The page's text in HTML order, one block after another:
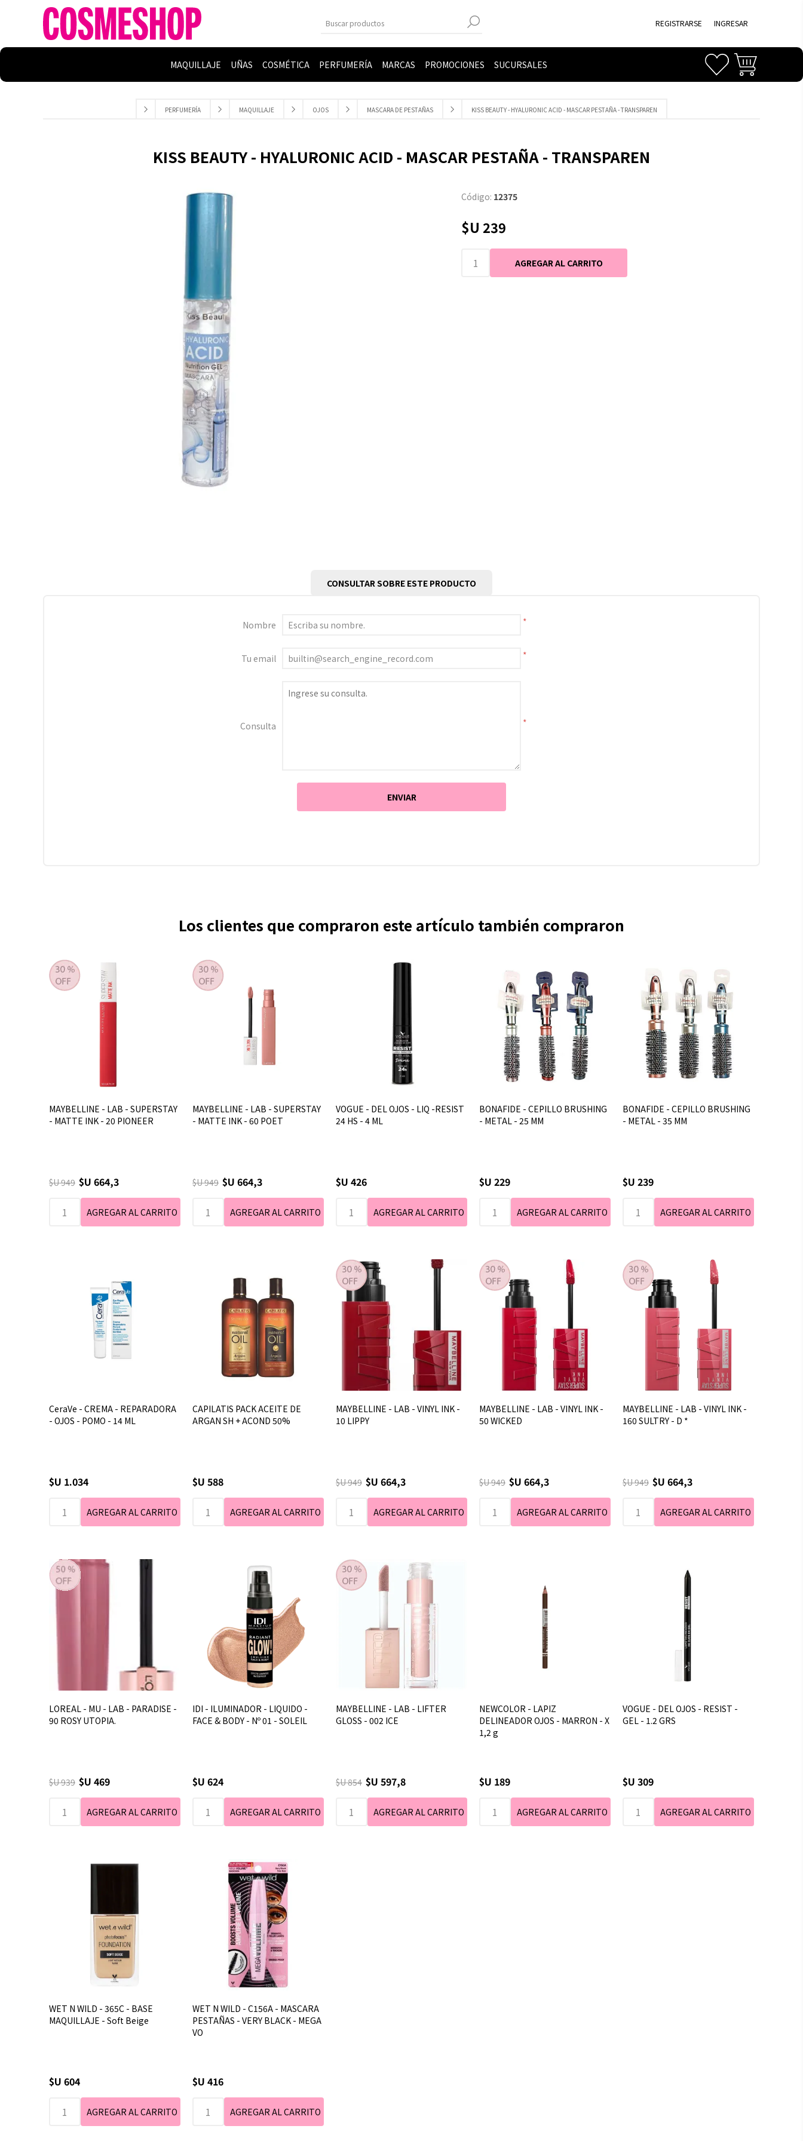
REGISTRARSE INGRESAR
MAQUILLAJE UÑAS COSMÉTICA PERFUMERÍA MARCAS PROMOCIONES SUCURSALES
PERFUMERÍA MAQUILLAJE OJOS MASCARA DE PESTAÑAS KISS BEAUTY - HYALURONIC ACID - MASCAR PESTAÑA - TRANSPAREN
KISS BEAUTY - HYALURONIC ACID - MASCAR PESTAÑA - TRANSPAREN
Código: 12375
$U 239
CONSULTAR SOBRE ESTE PRODUCTO
Nombre *
Tu email *
Consulta *
Los clientes que compraron este artículo también compraron
MAYBELLINE - LAB - SUPERSTAY
- MATTE INK - 20 PIONEER
$U 949 $U 664,3
MAYBELLINE - LAB - SUPERSTAY
- MATTE INK - 60 POET
$U 949 $U 664,3
VOGUE - DEL OJOS - LIQ -RESIST
24 HS - 4 ML
$U 426
BONAFIDE - CEPILLO BRUSHING
- METAL - 25 MM
$U 229
BONAFIDE - CEPILLO BRUSHING
- METAL - 35 MM
$U 239
CeraVe - CREMA - REPARADORA
- OJOS - POMO - 14 ML
$U 1.034
CAPILATIS PACK ACEITE DE
ARGAN SH + ACOND 50%
$U 588
MAYBELLINE - LAB - VINYL INK -
10 LIPPY
$U 949 $U 664,3
MAYBELLINE - LAB - VINYL INK -
50 WICKED
$U 949 $U 664,3
MAYBELLINE - LAB - VINYL INK -
160 SULTRY - D *
$U 949 $U 664,3
LOREAL - MU - LAB - PARADISE -
90 ROSY UTOPIA.
$U 939 $U 469
IDI - ILUMINADOR - LIQUIDO -
FACE & BODY - Nº 01 - SOLEIL
$U 624
MAYBELLINE - LAB - LIFTER
GLOSS - 002 ICE
$U 854 $U 597,8
NEWCOLOR - LAPIZ
DELINEADOR OJOS - MARRON - X
1,2 g
$U 189
VOGUE - DEL OJOS - RESIST -
GEL - 1.2 GRS
$U 309
WET N WILD - 365C - BASE
MAQUILLAJE - Soft Beige
$U 604
WET N WILD - C156A - MASCARA
PESTAÑAS - VERY BLACK - MEGA
VO
$U 416